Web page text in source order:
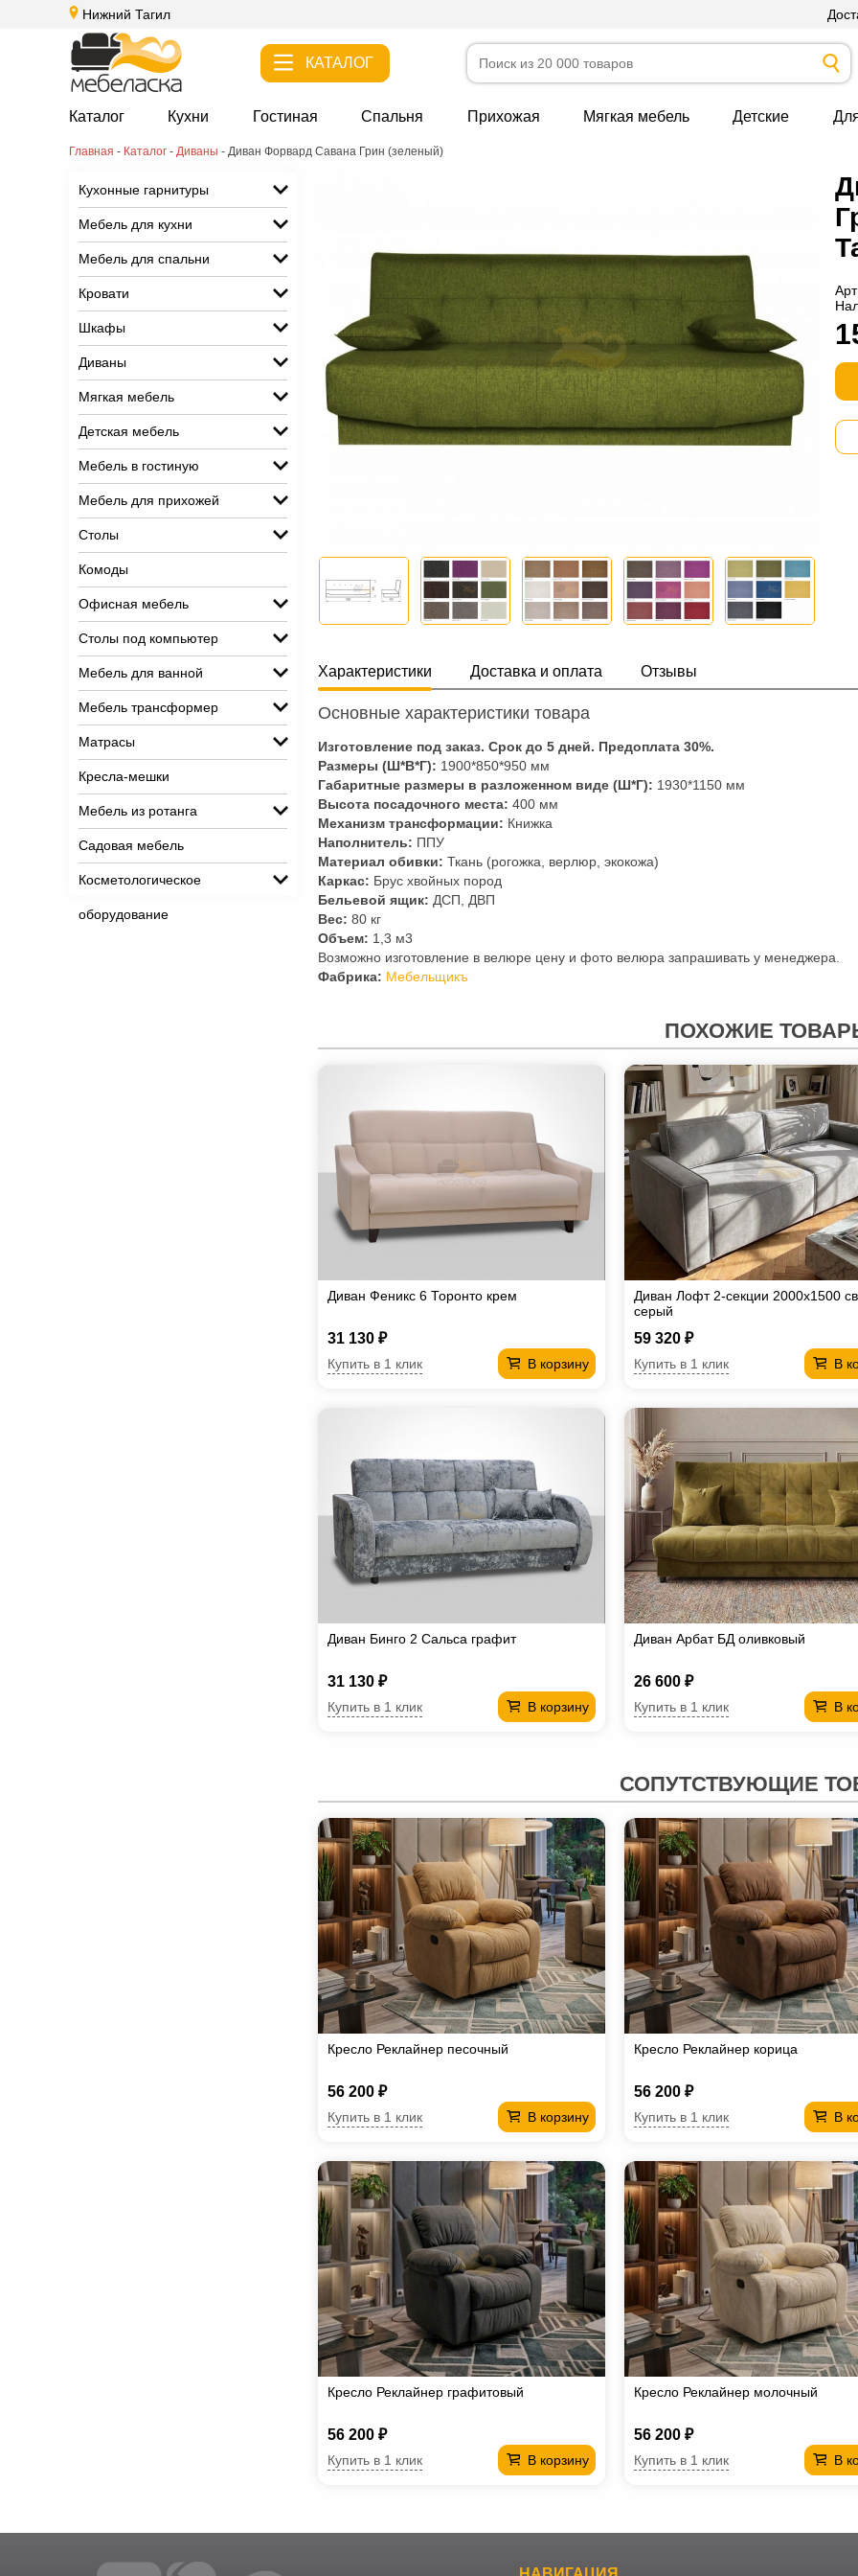
Нижний Тагил
КАТАЛОГ
Каталог Кухни Гостиная Спальня Прихожая Мягкая мебель Детские
Главная - Каталог - Диваны - Диван Форвард Савана Грин (зеленый)
Кухонные гарнитуры
Мебель для кухни
Мебель для спальни
Кровати
Шкафы
Диваны
Мягкая мебель
Детская мебель
Мебель в гостиную
Мебель для прихожей
Столы
Комоды
Офисная мебель
Столы под компьютер
Мебель для ванной
Мебель трансформер
Матрасы
Кресла-мешки
Мебель из ротанга
Садовая мебель
Косметологическое
оборудование
Характеристики Доставка и оплата Отзывы
Основные характеристики товара
Изготовление под заказ. Срок до 5 дней. Предоплата 30%.
Размеры (Ш*В*Г): 1900*850*950 мм
Габаритные размеры в разложенном виде (Ш*Г): 1930*1150 мм
Высота посадочного места: 400 мм
Механизм трансформации: Книжка
Наполнитель: ППУ
Материал обивки: Ткань (рогожка, верлюр, экокожа)
Каркас: Брус хвойных пород
Бельевой ящик: ДСП, ДВП
Вес: 80 кг
Объем: 1,3 м3
Возможно изготовление в велюре цену и фото велюра запрашивать у менеджера.
Фабрика: Мебельщикъ
ПОХОЖИЕ
Диван Феникс 6 Торонто крем
31 130 ₽
В корзину
Купить в 1 клик
Диван Лофт 2-секции 2000х1500
серый
59 320 ₽
В
Купить в 1 клик
Диван Бинго 2 Сальса графит
31 130 ₽
В корзину
Купить в 1 клик
Диван Арбат БД оливковый
26 600 ₽
В
Купить в 1 клик
СОПУТСТВУЮЩИЕ
Кресло Реклайнер песочный
56 200 ₽
В корзину
Купить в 1 клик
Кресло Реклайнер корица
56 200 ₽
В
Купить в 1 клик
Кресло Реклайнер графитовый
56 200 ₽
В корзину
Купить в 1 клик
Кресло Реклайнер молочный
56 200 ₽
В
Купить в 1 клик